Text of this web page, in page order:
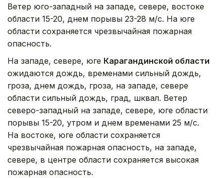
Ветер юго-западный на западе, севере, востоке
области 15-20, днем порывы 23-28 м/с. На юге
области сохраняется чрезвычайная пожарная
опасность.
На западе, севере, юге Карагандинской области
ожидаются дождь, временами сильный дождь,
гроза, днем дождь, гроза, на западе, севере
области сильный дождь, град, шквал. Ветер
северо-западный на западе, севере, юге области
порывы 15-20, утром и днем временами 25 м/с.
На востоке, юге области сохраняется
чрезвычайная пожарная опасность, на западе,
севере, в центре области сохраняется высокая
пожарная опасность.